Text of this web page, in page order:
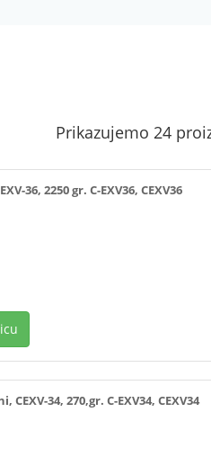
Prikazujemo 24
36, 2250 gr. C-EXV36, CEXV36
34, 270,gr. C-EXV34, CEXV34